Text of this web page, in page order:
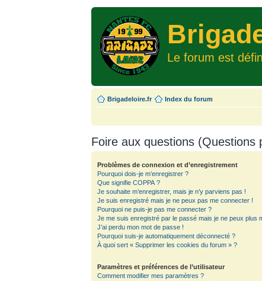
Le forum est
Brigadeloire.fr Index du forum
Foire aux questions (Questions
Problèmes de connexion et d’enregistrement
Pourquoi dois-je m’enregistrer ?
Que signifie COPPA ?
Je souhaite m’enregistrer, mais je n’y parviens pas !
Je suis enregistré mais je ne peux pas me connecter !
Pourquoi ne puis-je pas me connecter ?
Je me suis enregistré par le passé mais je ne peux plus
J’ai perdu mon mot de passe !
Pourquoi suis-je automatiquement déconnecté ?
À quoi sert « Supprimer les cookies du forum » ?
Paramètres et préférences de l’utilisateur
Comment modifier mes paramètres ?